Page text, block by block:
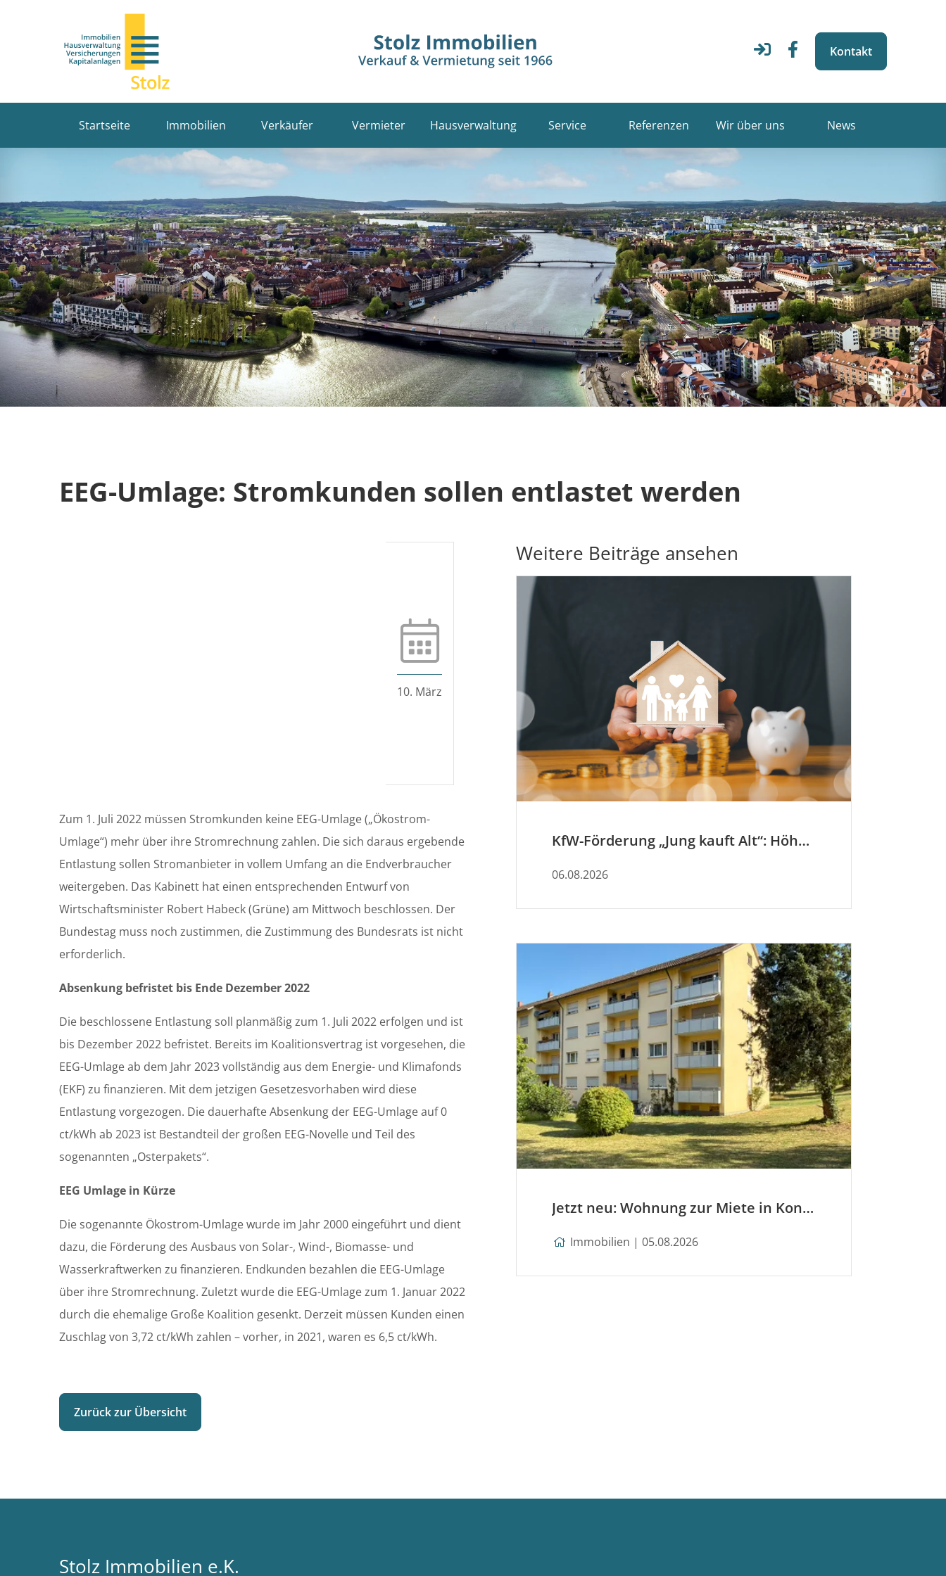
Kontakt
Startseite Immobilien Verkäufer Vermieter Hausverwaltung Service Referenzen Wir über uns News
EEG-Umlage: Stromkunden sollen entlastet werden
10. März
Zum 1. Juli 2022 müssen Stromkunden keine EEG-Umlage („Ökostrom-
Umlage“) mehr über ihre Stromrechnung zahlen. Die sich daraus ergebende
Entlastung sollen Stromanbieter in vollem Umfang an die Endverbraucher
weitergeben. Das Kabinett hat einen entsprechenden Entwurf von
Wirtschaftsminister Robert Habeck (Grüne) am Mittwoch beschlossen. Der
Bundestag muss noch zustimmen, die Zustimmung des Bundesrats ist nicht
erforderlich.
Absenkung befristet bis Ende Dezember 2022
Die beschlossene Entlastung soll planmäßig zum 1. Juli 2022 erfolgen und ist
bis Dezember 2022 befristet. Bereits im Koalitionsvertrag ist vorgesehen, die
EEG-Umlage ab dem Jahr 2023 vollständig aus dem Energie- und Klimafonds
(EKF) zu finanzieren. Mit dem jetzigen Gesetzesvorhaben wird diese
Entlastung vorgezogen. Die dauerhafte Absenkung der EEG-Umlage auf 0
ct/kWh ab 2023 ist Bestandteil der großen EEG-Novelle und Teil des
sogenannten „Osterpakets“.
EEG Umlage in Kürze
Die sogenannte Ökostrom-Umlage wurde im Jahr 2000 eingeführt und dient
dazu, die Förderung des Ausbaus von Solar-, Wind-, Biomasse- und
Wasserkraftwerken zu finanzieren. Endkunden bezahlen die EEG-Umlage
über ihre Stromrechnung. Zuletzt wurde die EEG-Umlage zum 1. Januar 2022
durch die ehemalige Große Koalition gesenkt. Derzeit müssen Kunden einen
Zuschlag von 3,72 ct/kWh zahlen – vorher, in 2021, waren es 6,5 ct/kWh.
Zurück zur Übersicht
Weitere Beiträge ansehen
KfW-Förderung „Jung kauft Alt“: Höhere Kredite ab August 2026
06.08.2026
Jetzt neu: Wohnung zur Miete in Konstanz
Immobilien | 05.08.2026
Stolz Immobilien e.K.